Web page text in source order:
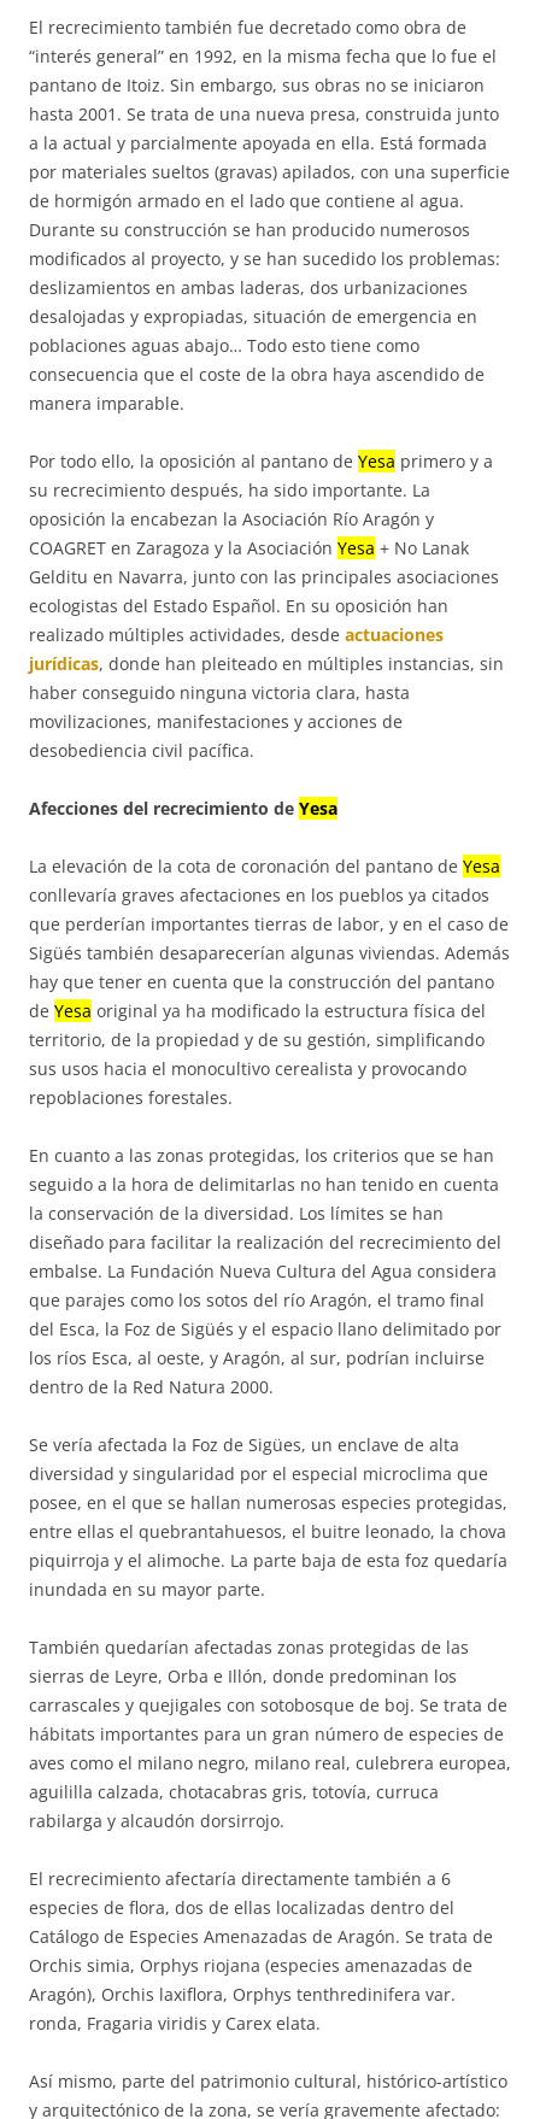
El recrecimiento también fue decretado como obra de
“interés general” en 1992, en la misma fecha que lo fue el
pantano de Itoiz. Sin embargo, sus obras no se iniciaron
hasta 2001. Se trata de una nueva presa, construida junto
a la actual y parcialmente apoyada en ella. Está formada
por materiales sueltos (gravas) apilados, con una superficie
de hormigón armado en el lado que contiene al agua.
Durante su construcción se han producido numerosos
modificados al proyecto, y se han sucedido los problemas:
deslizamientos en ambas laderas, dos urbanizaciones
desalojadas y expropiadas, situación de emergencia en
poblaciones aguas abajo… Todo esto tiene como
consecuencia que el coste de la obra haya ascendido de
manera imparable.
Por todo ello, la oposición al pantano de Yesa primero y a
su recrecimiento después, ha sido importante. La
oposición la encabezan la Asociación Río Aragón y
COAGRET en Zaragoza y la Asociación Yesa + No Lanak
Gelditu en Navarra, junto con las principales asociaciones
ecologistas del Estado Español. En su oposición han
realizado múltiples actividades, desde actuaciones
jurídicas, donde han pleiteado en múltiples instancias, sin
haber conseguido ninguna victoria clara, hasta
movilizaciones, manifestaciones y acciones de
desobediencia civil pacífica.
Afecciones del recrecimiento de Yesa
La elevación de la cota de coronación del pantano de Yesa
conllevaría graves afectaciones en los pueblos ya citados
que perderían importantes tierras de labor, y en el caso de
Sigüés también desaparecerían algunas viviendas. Además
hay que tener en cuenta que la construcción del pantano
de Yesa original ya ha modificado la estructura física del
territorio, de la propiedad y de su gestión, simplificando
sus usos hacia el monocultivo cerealista y provocando
repoblaciones forestales.
En cuanto a las zonas protegidas, los criterios que se han
seguido a la hora de delimitarlas no han tenido en cuenta
la conservación de la diversidad. Los límites se han
diseñado para facilitar la realización del recrecimiento del
embalse. La Fundación Nueva Cultura del Agua considera
que parajes como los sotos del río Aragón, el tramo final
del Esca, la Foz de Sigüés y el espacio llano delimitado por
los ríos Esca, al oeste, y Aragón, al sur, podrían incluirse
dentro de la Red Natura 2000.
Se vería afectada la Foz de Sigües, un enclave de alta
diversidad y singularidad por el especial microclima que
posee, en el que se hallan numerosas especies protegidas,
entre ellas el quebrantahuesos, el buitre leonado, la chova
piquirroja y el alimoche. La parte baja de esta foz quedaría
inundada en su mayor parte.
También quedarían afectadas zonas protegidas de las
sierras de Leyre, Orba e Illón, donde predominan los
carrascales y quejigales con sotobosque de boj. Se trata de
hábitats importantes para un gran número de especies de
aves como el milano negro, milano real, culebrera europea,
aguililla calzada, chotacabras gris, totovía, curruca
rabilarga y alcaudón dorsirrojo.
El recrecimiento afectaría directamente también a 6
especies de flora, dos de ellas localizadas dentro del
Catálogo de Especies Amenazadas de Aragón. Se trata de
Orchis simia, Orphys riojana (especies amenazadas de
Aragón), Orchis laxiflora, Orphys tenthredinifera var.
ronda, Fragaria viridis y Carex elata.
Así mismo, parte del patrimonio cultural, histórico-artístico
y arquitectónico de la zona, se vería gravemente afectado: